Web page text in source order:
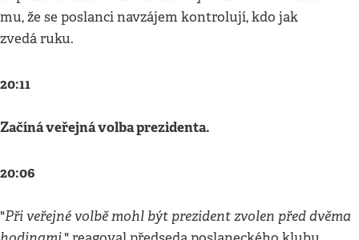
mu, že se poslanci navzájem kontrolují, kdo jak
zvedá ruku.
20:11
Začíná veřejná volba prezidenta.
20:06
"Při veřejné volbě mohl být prezident zvolen před dvěma